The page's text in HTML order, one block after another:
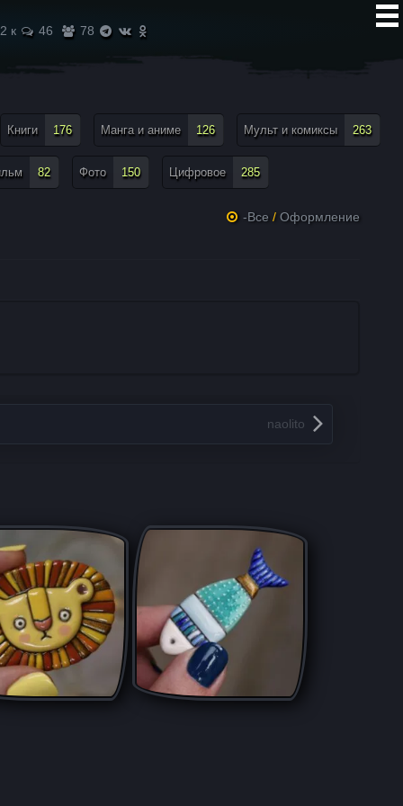
2 к 46 78
Книги 176 Манга и аниме 126 Мульт и комиксы 263
82 Фото 150 Цифровое 285
-Все / Оформление
naolito